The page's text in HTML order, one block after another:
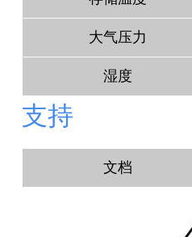
大气压力
湿度
支持
文档